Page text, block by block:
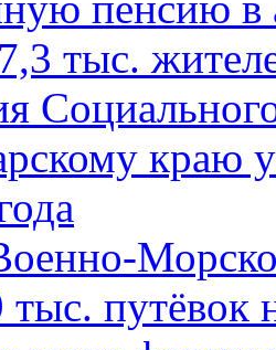
тыс.
краю
тыс. путёвок